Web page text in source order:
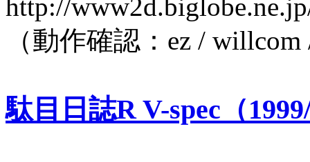
http://
（動作確認：ez /
駄目日誌R V-spec（